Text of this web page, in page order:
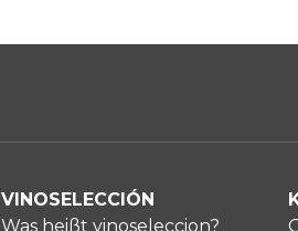
VINOSELECCIÓN
Was heißt vinoseleccion?